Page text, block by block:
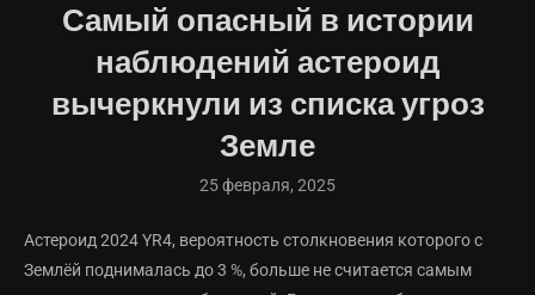
Самый опасный в истории
наблюдений астероид
вычеркнули из списка угроз
Земле
25 февраля, 2025
Астероид 2024 YR4, вероятность столкновения которого с
Землёй поднималась до 3 %, больше не считается самым